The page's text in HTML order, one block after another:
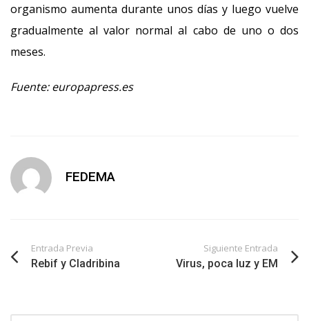
organismo aumenta durante unos días y luego vuelve
gradualmente al valor normal al cabo de uno o dos
meses.
Fuente: europapress.es
FEDEMA
Entrada Previa
Rebif y Cladribina
Siguiente Entrada
Virus, poca luz y EM